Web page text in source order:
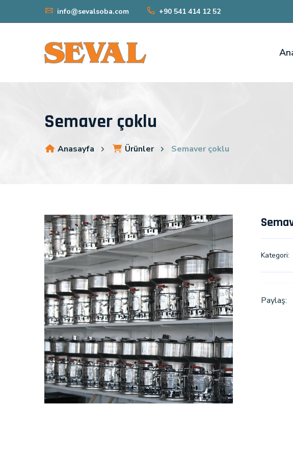
info@sevalsoba.com +90 541 414 12 52
Semaver çoklu
Anasayfa Ürünler Semaver çoklu
Kategori:
Paylaş: